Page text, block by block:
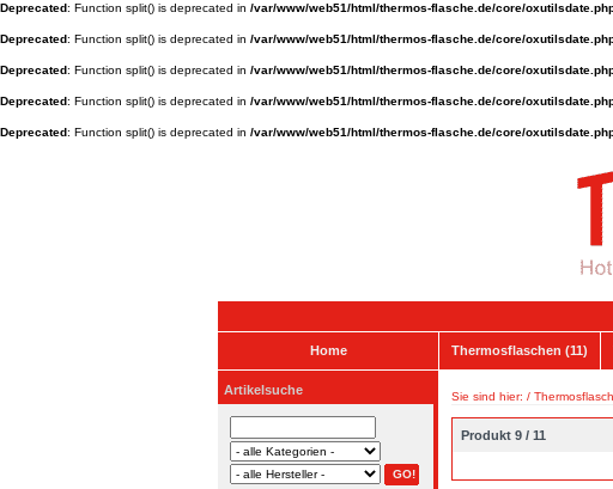
Deprecated: Function split() is deprecated in /var/www/web51/html/thermos-flasche.de/core/
Deprecated: Function split() is deprecated in /var/www/web51/html/thermos-flasche.de/core/
Deprecated: Function split() is deprecated in /var/www/web51/html/thermos-flasche.de/core/
Deprecated: Function split() is deprecated in /var/www/web51/html/thermos-flasche.de/core/
Deprecated: Function split() is deprecated in /var/www/web51/html/thermos-flasche.de/core/
Home Thermosflaschen (11)
Artikelsuche Sie sind hier: /
Produkt 9 / 11